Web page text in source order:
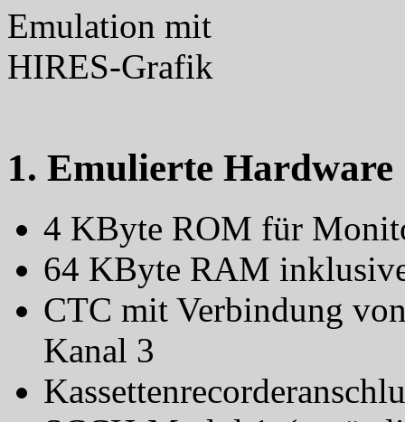
1. Emulierte Hardware
4 KByte ROM für
64 KByte RAM
CTC mit Verbindung
Kanal 3